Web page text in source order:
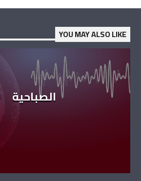
YOU MAY ALSO LIKE
الصباحية